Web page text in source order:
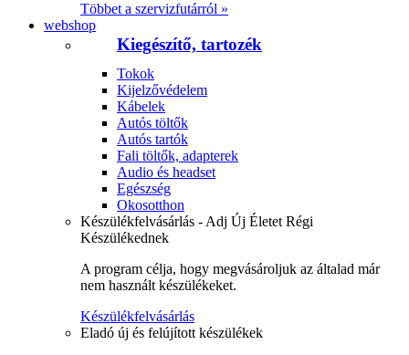
Többet a szervizfutárról »
webshop
Kiegészítő, tartozék
Tokok
Kijelzővédelem
Kábelek
Autós töltők
Autós tartók
Fali töltők, adapterek
Audio és headset
Egészség
Okosotthon
Készülékfelvásárlás - Adj Új Életet Régi
Készülékednek
A program célja, hogy megvásároljuk az általad már
nem használt készülékeket.
Készülékfelvásárlás
Eladó új és felújított készülékek